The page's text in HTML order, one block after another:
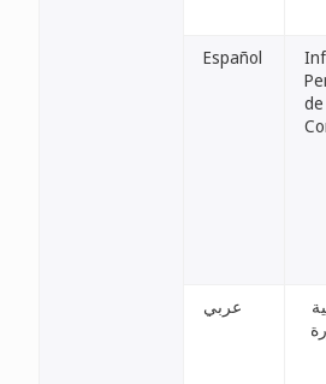
Español
عربي